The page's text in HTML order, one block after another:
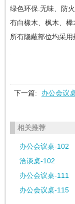
绿色环保.无味、防
有白橡木、枫木、榉
所有隐蔽部位均采
下一篇: 办公会议
相关推荐
办公会议桌-102
洽谈桌-102
办公会议桌-111
办公会议桌-115